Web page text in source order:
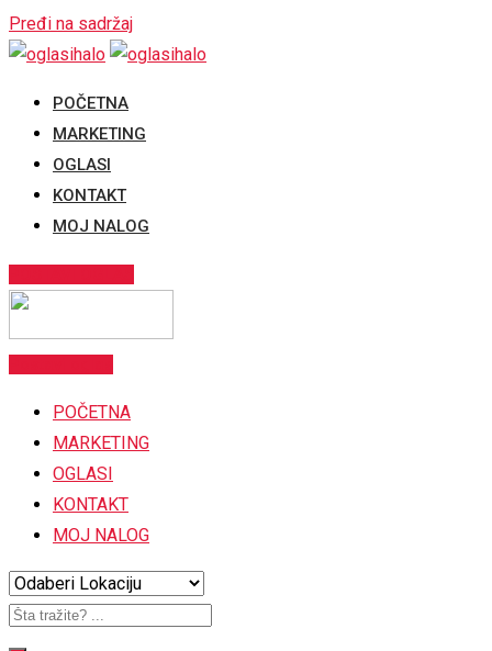
Pređi na sadržaj
POČETNA
MARKETING
OGLASI
KONTAKT
MOJ NALOG
POČETNA
MARKETING
OGLASI
KONTAKT
MOJ NALOG